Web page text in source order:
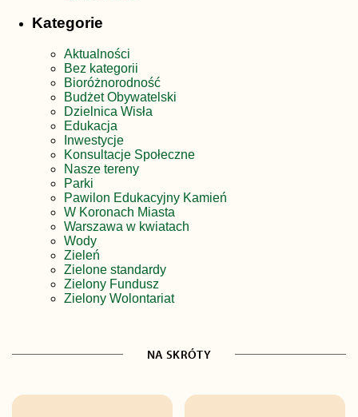
Kategorie
Aktualności
Bez kategorii
Bioróżnorodność
Budżet Obywatelski
Dzielnica Wisła
Edukacja
Inwestycje
Konsultacje Społeczne
Nasze tereny
Parki
Pawilon Edukacyjny Kamień
W Koronach Miasta
Warszawa w kwiatach
Wody
Zieleń
Zielone standardy
Zielony Fundusz
Zielony Wolontariat
NA SKRÓTY